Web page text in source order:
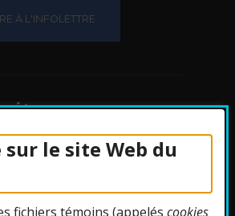
le site Web du
fichiers témoins (appeléscookies
site
des